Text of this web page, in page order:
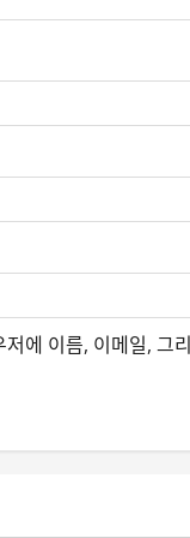
에 이름, 이메일, 그